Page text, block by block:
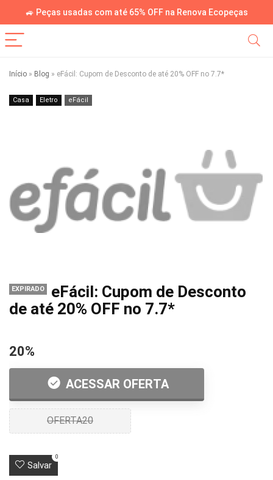
🚙 Peças usadas com até 65% OFF na Renova Ecopeças
Início » Blog » eFácil: Cupom de Desconto de até 20% OFF no 7.7*
Casa Eletro eFácil
EXPIRADO
eFácil: Cupom de Desconto
de até 20% OFF no 7.7*
20%
ACESSAR OFERTA
OFERTA20
Salvar
0